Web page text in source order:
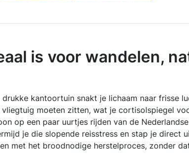
is voor wandelen,
kantoortuin snakt je lichaam naar frisse
moeten zitten, wat je cortisolspiegel
op een paar uurtjes rijden van de
je die slopende reisstress en stap je direct
met het broodnodige herstelproces, zonder